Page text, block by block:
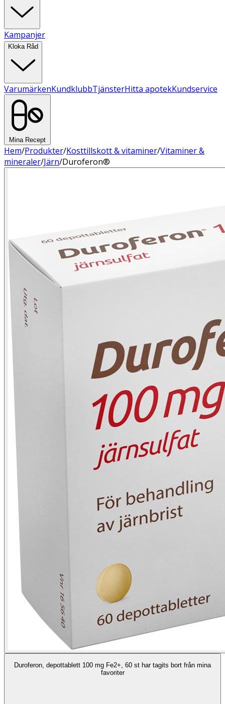
Kampanjer
Kloka Råd
VarumärkenKundklubbTjänsterHitta apotekKundservice
Mina Recept
Hem/Produkter/Kosttillskott & vitaminer/Vitaminer &
mineraler/Järn/Duroferon®
Duroferon, depottablett 100 mg Fe2+, 60 st har tagits bort från mina
favoriter